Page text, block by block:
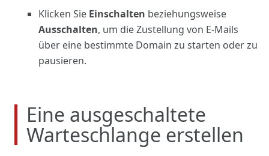
Klicken Sie Einschalten beziehungsweise
Ausschalten, um die Zustellung von E-Mails
über eine bestimmte Domain zu starten oder zu
pausieren.
Eine ausgeschaltete
Warteschlange erstellen